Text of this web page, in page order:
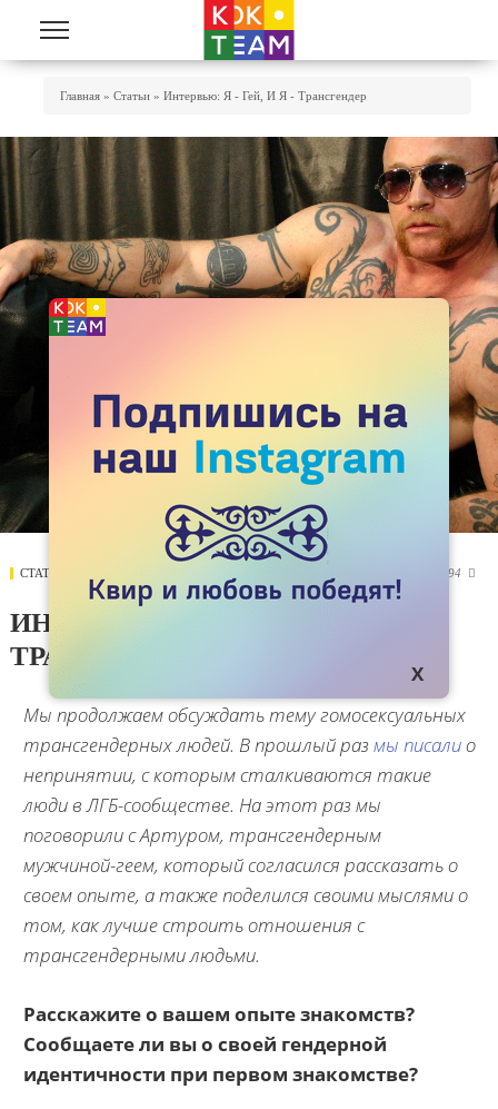
Перейти к основному содержанию
Главная » Статьи » Интервью: Я - Гей, И Я - Трансгендер
СТАТЬИ 25294 
ИНТЕРВЬЮ: Я - ГЕЙ, И Я -
ТРАНСГЕНДЕР
Мы продолжаем обсуждать тему гомосексуальных
трансгендерных людей. В прошлый раз мы писалио
непринятии, с которым сталкиваются такие
люди в ЛГБ-сообществе. На этот раз мы
поговорили с Артуром, трансгендерным
мужчиной-геем, который согласился рассказать о
своем опыте, а также поделился своими мыслями о
том, как лучше строить отношения с
трансгендерными людьми.
Расскажите о вашем опыте знакомств?
Сообщаете ли вы о своей гендерной
идентичности при первом знакомстве?